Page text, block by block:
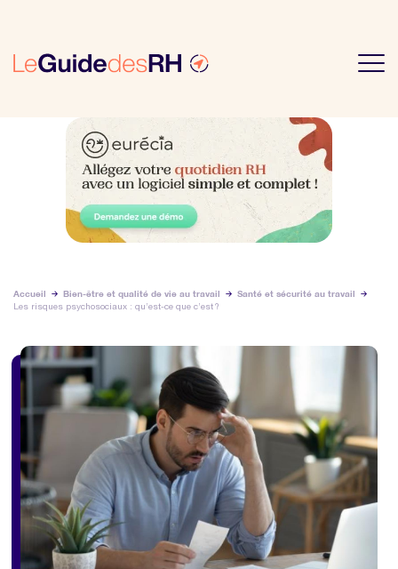
Accueil Bien-être et qualité de vie au travail
Santé et sécurité au travail
Les risques psychosociaux : qu’est-ce que c’est ?